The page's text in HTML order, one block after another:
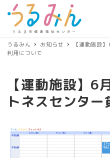
うるみん お知らせ
【運動施設
利用について
【運動施設】6
トネスセンタ